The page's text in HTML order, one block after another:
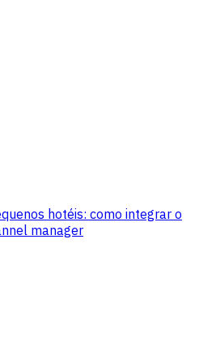
hotéis: como integrar o
manager